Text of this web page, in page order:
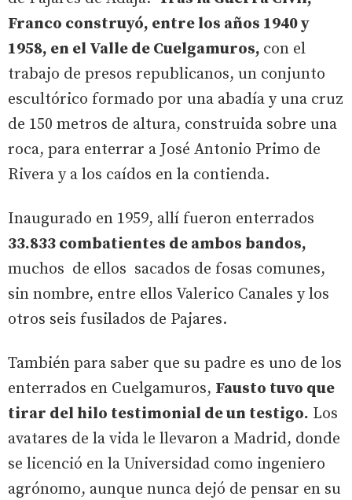
Franco construyó, entre los años 1940 y
1958, en el Valle de Cuelgamuros, con el
trabajo de presos republicanos, un conjunto
escultórico formado por una abadía y una cruz
de 150 metros de altura, construida sobre una
roca, para enterrar a José Antonio Primo de
Rivera y a los caídos en la contienda.
Inaugurado en 1959, allí fueron enterrados
33.833 combatientes de ambos bandos,
muchos de ellos sacados de fosas comunes,
sin nombre, entre ellos Valerico Canales y los
otros seis fusilados de Pajares.
También para saber que su padre es uno de los
enterrados en Cuelgamuros, Fausto tuvo que
tirar del hilo testimonial de un testigo. Los
avatares de la vida le llevaron a Madrid, donde
se licenció en la Universidad como ingeniero
agrónomo, aunque nunca dejó de pensar en su